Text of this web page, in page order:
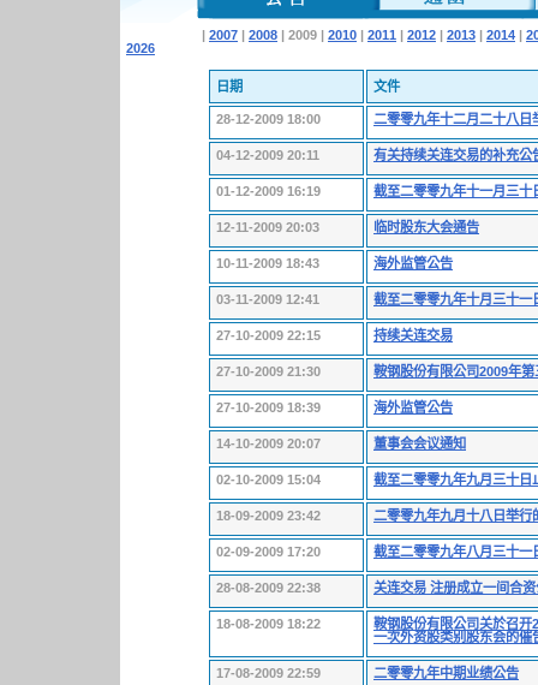
| 2007 | 2008 | 2009 | 2010 | 2011 | 2012 | 2013 | 2014 |
2026
日期 文件
28-12-2009 18:00 二零零九年十二月二十八日
04-12-2009 20:11 有关持续关连交易的补充公
01-12-2009 16:19 截至二零零九年十一月三十
12-11-2009 20:03 临时股东大会通告
10-11-2009 18:43 海外监管公告
03-11-2009 12:41 截至二零零九年十月三十一
27-10-2009 22:15 持续关连交易
27-10-2009 21:30 鞍钢股份有限公司2009年第
27-10-2009 18:39 海外监管公告
14-10-2009 20:07 董事会会议通知
02-10-2009 15:04 截至二零零九年九月三十日
18-09-2009 23:42 二零零九年九月十八日举行
02-09-2009 17:20 截至二零零九年八月三十一
28-08-2009 22:38 关连交易 注册成立一间合资
18-08-2009 18:22
鞍钢股份有限公司关於召开
一次外资股类别股东会的催
17-08-2009 22:59 二零零九年中期业绩公告